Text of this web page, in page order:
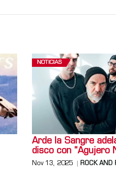
NOTICIAS
Arde la Sangre
disco con “Agujero
Nov 13, 2025 ROCK AND